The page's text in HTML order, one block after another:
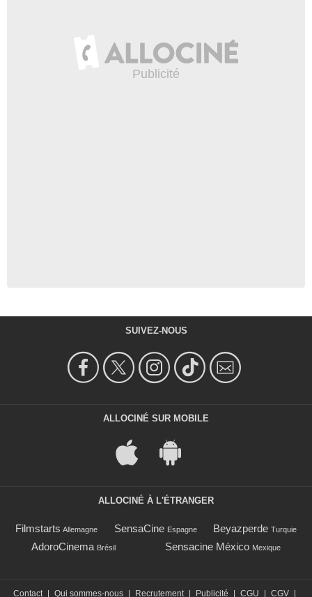
SUIVEZ-NOUS
ALLOCINÉ SUR MOBILE
ALLOCINÉ À L'ÉTRANGER
Filmstarts Allemagne SensaCine Espagne Beyazperde Turquie
AdoroCinema Brésil Sensacine México Mexique
Contact Qui sommes-nous Recrutement Publicité CGU CGV